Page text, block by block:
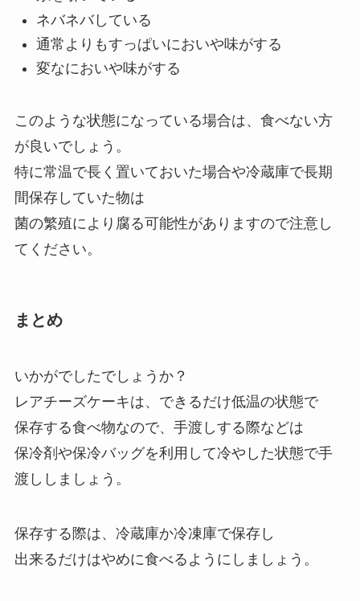
ネバネバしている
通常よりもすっぱいにおいや味がする
変なにおいや味がする
このような状態になっている場合は、食べない方
が良いでしょう。
特に常温で長く置いておいた場合や冷蔵庫で長期
間保存していた物は
菌の繁殖により腐る可能性がありますので注意し
てください。
まとめ
いかがでしたでしょうか？
レアチーズケーキは、できるだけ低温の状態で
保存する食べ物なので、手渡しする際などは
保冷剤や保冷バッグを利用して冷やした状態で手
渡ししましょう。
保存する際は、冷蔵庫か冷凍庫で保存し
出来るだけはやめに食べるようにしましょう。